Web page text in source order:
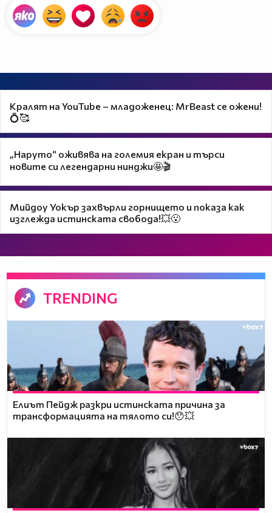
Кралят на YouTube – младоженец: MrBeast се ожени!
💍🥰
„Наруто“ оживява на големия екран и търси
новите си легендарни нинджи🤩🎬
Мийдоу Уокър захвърли горнището и показа как
изглежда истинската свобода!💥😮
TRENDING
Елиът Пейдж разкри истинската причина за
трансформацията на тялото си!😯💥